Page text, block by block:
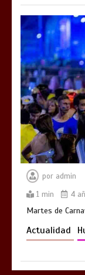
por admin
1 min
4
Martes de
Actualidad